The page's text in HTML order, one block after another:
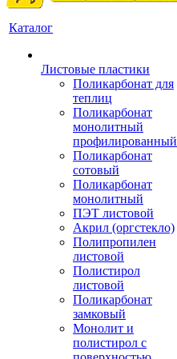
Каталог
Листовые пластики
Поликарбонат для
теплиц
Поликарбонат
монолитный
профилированный
Поликарбонат
сотовый
Поликарбонат
монолитный
ПЭТ листовой
Акрил (оргстекло)
Полипропилен
листовой
Полистирол
листовой
Поликарбонат
замковый
Монолит и
полистирол с